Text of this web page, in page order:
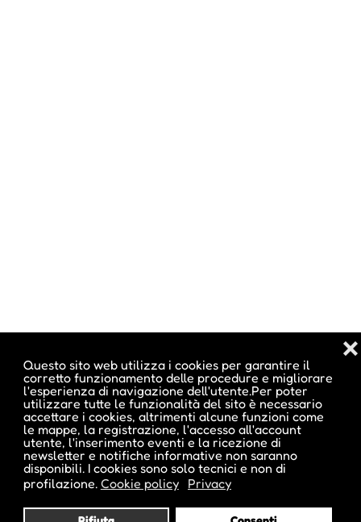
Questo sito web utilizza i cookies per garantire il
corretto funzionamento delle procedure e migliorare
l'esperienza di navigazione dell'utente.Per poter
utilizzare tutte le funzionalità del sito è necessario
accettare i cookies, altrimenti alcune funzioni come
le mappe, la registrazione, l'accesso all'account
utente, l'inserimento eventi e la ricezione di
newsletter e notifiche informative non saranno
disponibili. I cookies sono solo tecnici e non di
profilazione. Cookie policy Privacy
❌